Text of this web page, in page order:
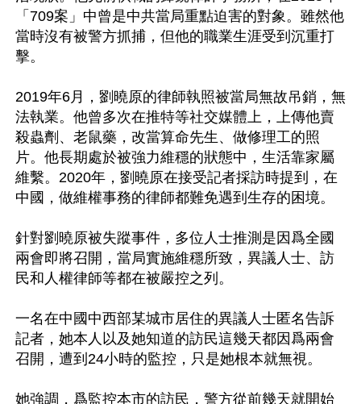
「709案」中曾是中共當局重點迫害的對象。雖然他
當時沒有被警方抓捕，但他的職業生涯受到沉重打
擊。
2019年6月，劉曉原的律師執照被當局無故吊銷，無
法執業。他曾多次在推特等社交媒體上，上傳他賣
殺蟲劑、老鼠藥，改當算命先生、做修理工的照
片。他長期處於被強力維穩的狀態中，生活靠家屬
維繫。2020年，劉曉原在接受記者採訪時提到，在
中國，做維權事務的律師都難免遇到生存的困境。
針對劉曉原被失蹤事件，多位人士推測是因爲全國
兩會即將召開，當局實施維穩所致，異議人士、訪
民和人權律師等都在被嚴控之列。
一名在中國中西部某城市居住的異議人士匿名告訴
記者，她本人以及她知道的訪民這幾天都因爲兩會
召開，遭到24小時的監控，只是她根本就無視。
她強調，爲監控本市的訪民，警方從前幾天就開始